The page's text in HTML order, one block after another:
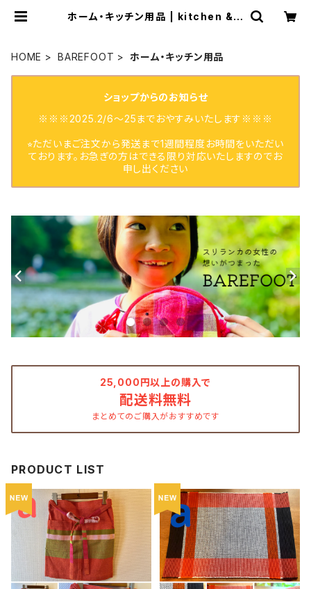
ホーム・キッチン用品 | kitchen & g
HOME BAREFOOT ホーム・キッチン用品
ショップからのお知らせ
※※※2025.2/6〜25までおやすみいたします※※※
⭐︎ただいまご注文から発送まで1週間程度お時間をいただい
ております。お急ぎの方はできる限り対応いたしますのでお
申し出ください
25,000円以上の購入で
配送料無料
まとめてのご購入がおすすめです
PRODUCT LIST